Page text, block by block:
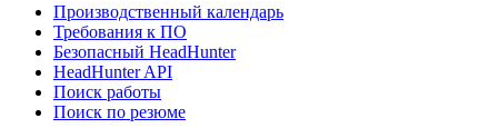
Производственный календарь
Требования к ПО
Безопасный HeadHunter
HeadHunter API
Поиск работы
Поиск по резюме